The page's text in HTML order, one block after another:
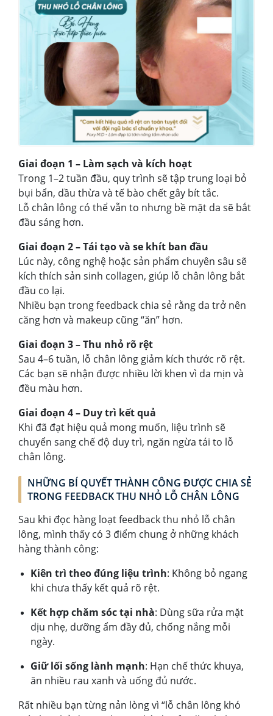
Giai đoạn 1 – Làm sạch và kích hoạt
Trong 1–2 tuần đầu, quy trình sẽ tập trung loại bỏ
bụi bẩn, dầu thừa và tế bào chết gây bít tắc.
Lỗ chân lông có thể vẫn to nhưng bề mặt da sẽ bắt
đầu sáng hơn.
Giai đoạn 2 – Tái tạo và se khít ban đầu
Lúc này, công nghệ hoặc sản phẩm chuyên sâu sẽ
kích thích sản sinh collagen, giúp lỗ chân lông bắt
đầu co lại.
Nhiều bạn trong feedback chia sẻ rằng da trở nên
căng hơn và makeup cũng “ăn” hơn.
Giai đoạn 3 – Thu nhỏ rõ rệt
Sau 4–6 tuần, lỗ chân lông giảm kích thước rõ rệt.
Các bạn sẽ nhận được nhiều lời khen vì da mịn và
đều màu hơn.
Giai đoạn 4 – Duy trì kết quả
Khi đã đạt hiệu quả mong muốn, liệu trình sẽ
chuyển sang chế độ duy trì, ngăn ngừa tái to lỗ
chân lông.
NHỮNG BÍ QUYẾT THÀNH CÔNG ĐƯỢC CHIA SẺ
TRONG FEEDBACK THU NHỎ LỖ CHÂN LÔNG
Sau khi đọc hàng loạt feedback thu nhỏ lỗ chân
lông, mình thấy có 3 điểm chung ở những khách
hàng thành công:
Kiên trì theo đúng liệu trình: Không bỏ ngang
khi chưa thấy kết quả rõ rệt.
Kết hợp chăm sóc tại nhà: Dùng sữa rửa mặt
dịu nhẹ, dưỡng ẩm đầy đủ, chống nắng mỗi
ngày.
Giữ lối sống lành mạnh: Hạn chế thức khuya,
ăn nhiều rau xanh và uống đủ nước.
Rất nhiều bạn từng nản lòng vì “lỗ chân lông khó